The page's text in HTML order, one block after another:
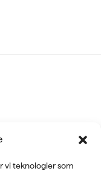
vi teknologier som